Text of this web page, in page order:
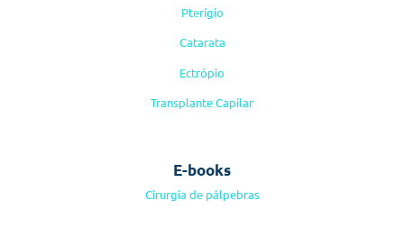
Pterígio
Catarata
Ectrópio
Transplante Capilar
E-books
Cirurgia de pálpebras